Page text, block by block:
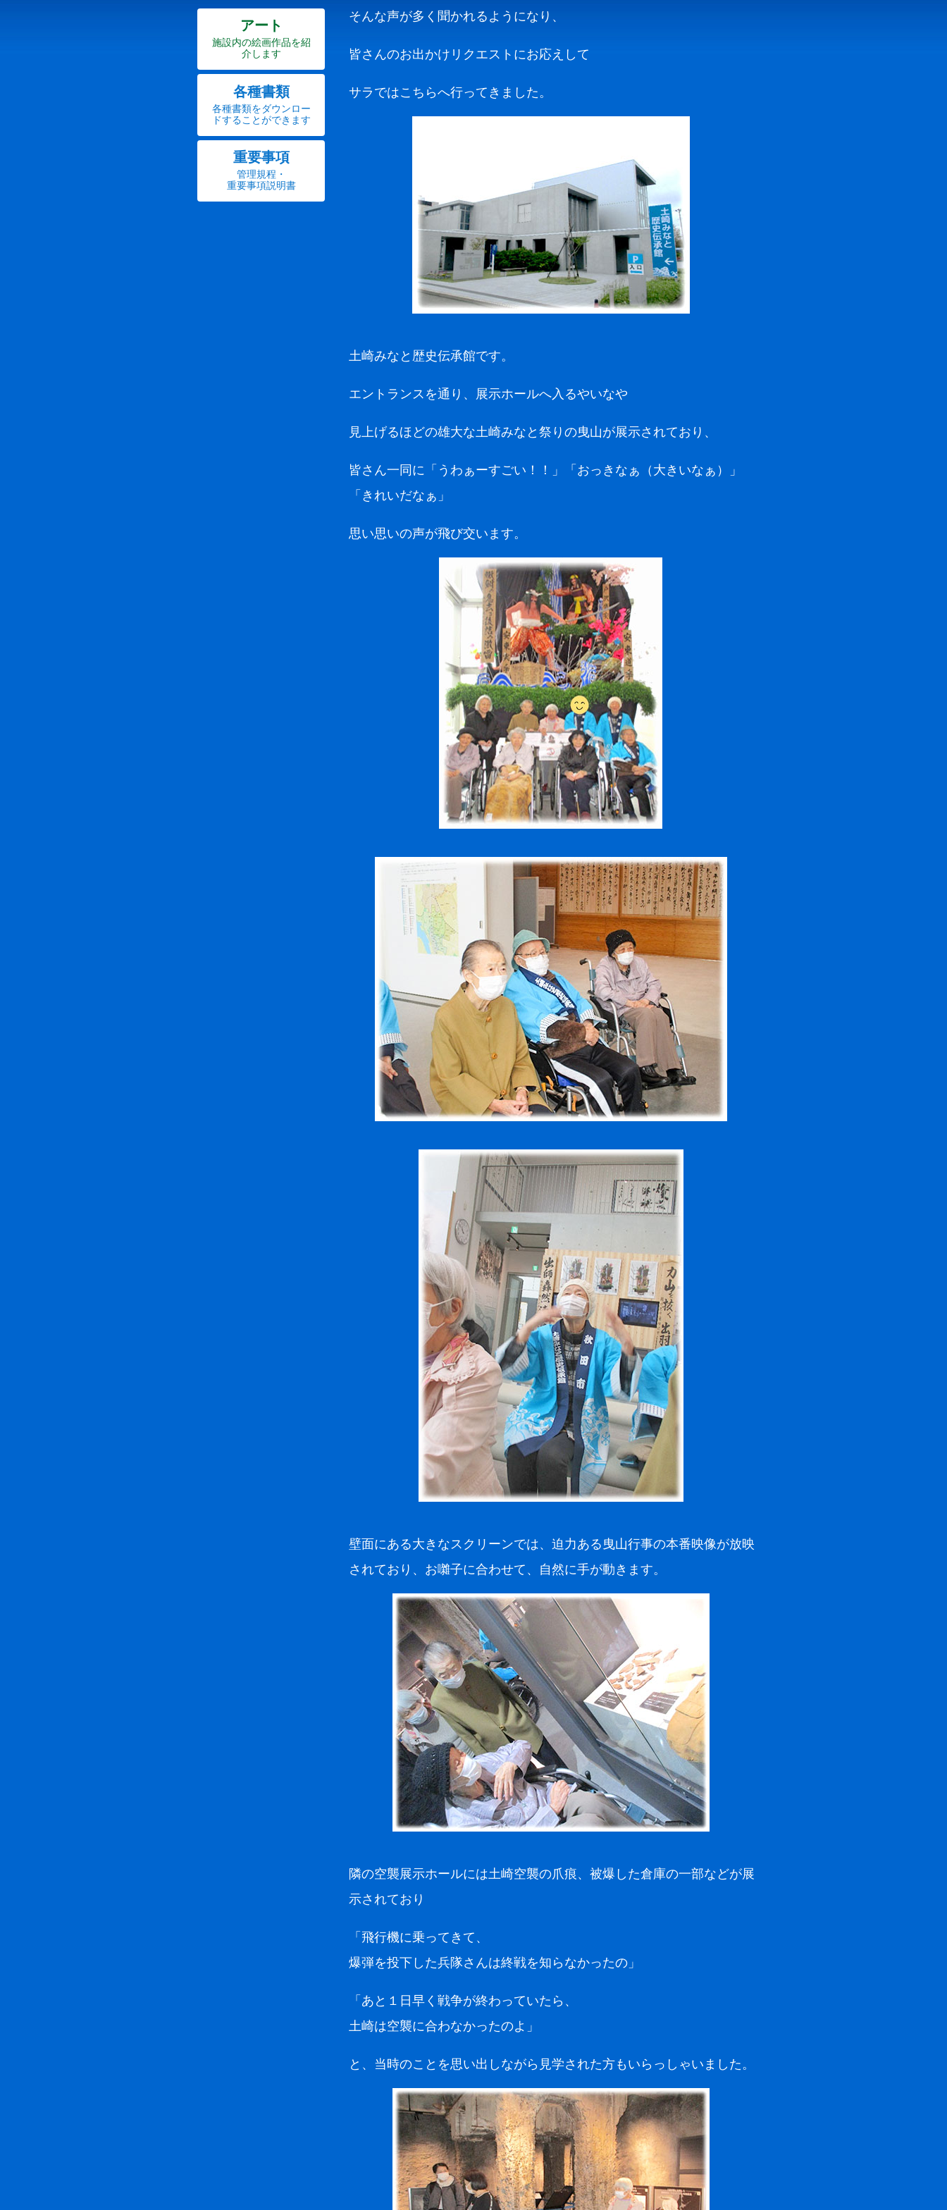
アート
施設内の絵画作品を紹
介します
各種書類
各種書類をダウンロー
ドすることができます
重要事項
管理規程・
重要事項説明書
そんな声が多く聞かれるようになり、
皆さんのお出かけリクエストにお応えして
サラではこちらへ行ってきました。
土崎みなと歴史伝承館です。
エントランスを通り、展示ホールへ入るやいなや
見上げるほどの雄大な土崎みなと祭りの曳山が展示されており、
皆さん一同に「うわぁーすごい！！」「おっきなぁ（大きいなぁ）」
「きれいだなぁ」
思い思いの声が飛び交います。
壁面にある大きなスクリーンでは、迫力ある曳山行事の本番映像が放映
されており、お囃子に合わせて、自然に手が動きます。
隣の空襲展示ホールには土崎空襲の爪痕、被爆した倉庫の一部などが展
示されており
「飛行機に乗ってきて、
爆弾を投下した兵隊さんは終戦を知らなかったの」
「あと１日早く戦争が終わっていたら、
土崎は空襲に合わなかったのよ」
と、当時のことを思い出しながら見学された方もいらっしゃいました。